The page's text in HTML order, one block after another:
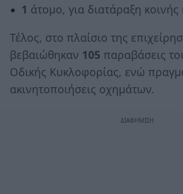
1 άτομο, για διατάραξη κοινής
Τέλος, στο πλαίσιο της
βεβαιώθηκαν 105 παραβάσεις
Οδικής Κυκλοφορίας, ενώ
ακινητοποιήσεις οχημάτων.